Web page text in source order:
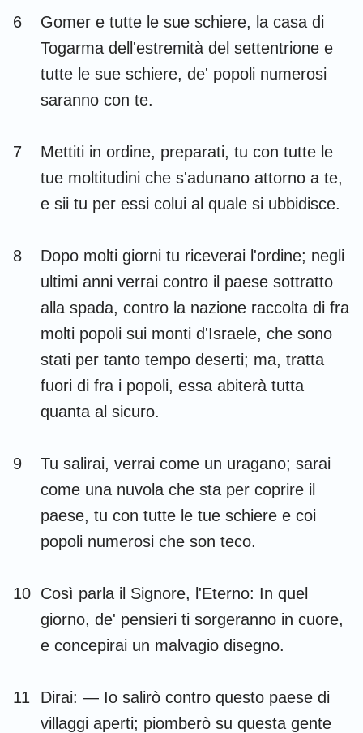
6
Gomer e tutte le sue schiere, la casa di
Togarma dell'estremità del settentrione e
tutte le sue schiere, de' popoli numerosi
saranno con te.
7
Mettiti in ordine, preparati, tu con tutte le
tue moltitudini che s'adunano attorno a te,
e sii tu per essi colui al quale si ubbidisce.
8
Dopo molti giorni tu riceverai l'ordine; negli
ultimi anni verrai contro il paese sottratto
alla spada, contro la nazione raccolta di fra
molti popoli sui monti d'Israele, che sono
stati per tanto tempo deserti; ma, tratta
fuori di fra i popoli, essa abiterà tutta
quanta al sicuro.
9
Tu salirai, verrai come un uragano; sarai
come una nuvola che sta per coprire il
paese, tu con tutte le tue schiere e coi
popoli numerosi che son teco.
10 Così parla il Signore, l'Eterno: In quel
giorno, de' pensieri ti sorgeranno in cuore,
e concepirai un malvagio disegno.
11
Dirai: — Io salirò contro questo paese di
villaggi aperti; piomberò su questa gente